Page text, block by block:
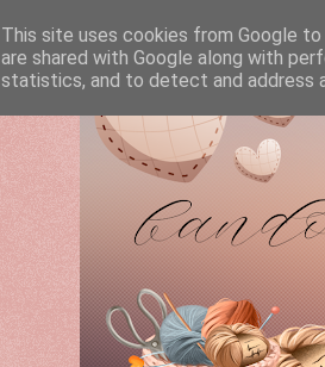
This site uses cookies from Google
are shared with Google along with
statistics, and to detect and address